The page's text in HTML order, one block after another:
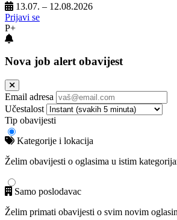
13.07. – 12.08.2026
Prijavi se
P+
Nova job alert obavijest
Email adresa
Učestalost
Tip obavijesti
Kategorije i lokacija
Želim obavijesti o oglasima u istim
Samo poslodavac
Želim primati obavijesti o svim novim